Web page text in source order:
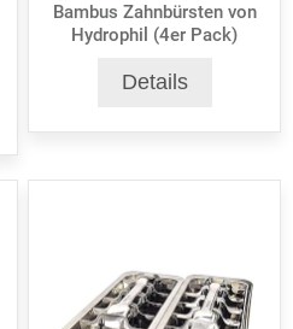
Bambus Zahnbürsten von
Hydrophil (4er Pack)
Details